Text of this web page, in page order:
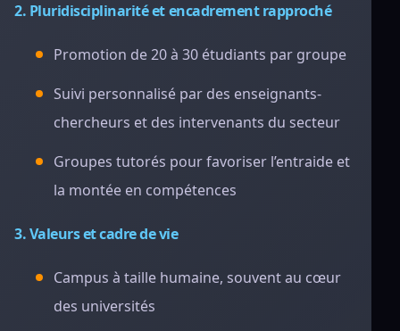
2. Pluridisciplinarité et encadrement rapproché
Promotion de 20 à 30 étudiants par groupe
Suivi personnalisé par des enseignants-
chercheurs et des intervenants du secteur
Groupes tutorés pour favoriser l’entraide et
la montée en compétences
3. Valeurs et cadre de vie
Campus à taille humaine, souvent au cœur
des universités